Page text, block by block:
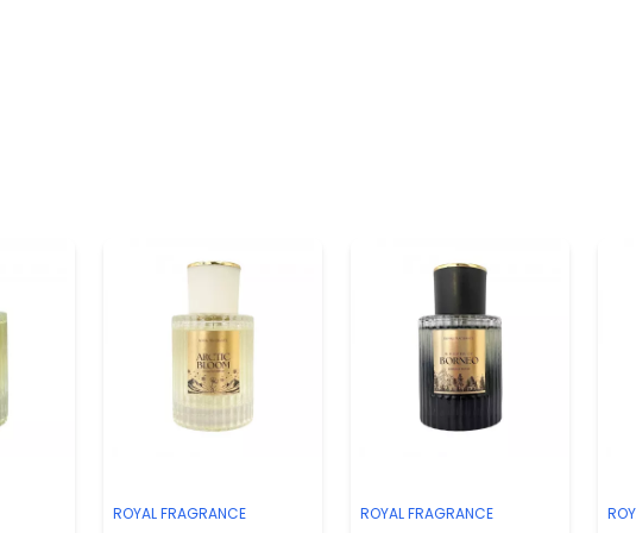
ROYAL FRAGRANCE
ROYAL FRAGRANCE